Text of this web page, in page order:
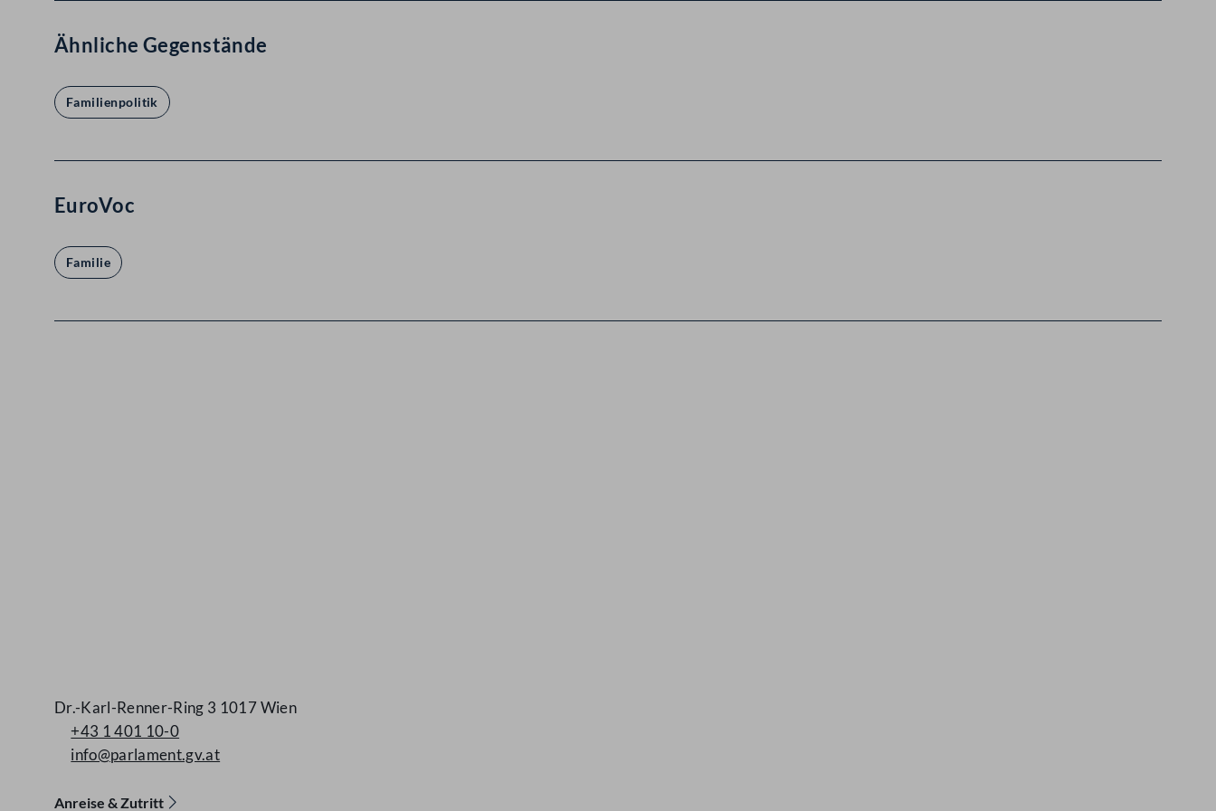
Ähnliche Gegenstände
Familienpolitik
EuroVoc
Familie
Dr.-Karl-Renner-Ring 3 1017 Wien
+43 1 401 10-0
info@parlament.gv.at
Anreise & Zutritt